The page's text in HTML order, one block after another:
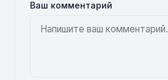
Ваш комментарий